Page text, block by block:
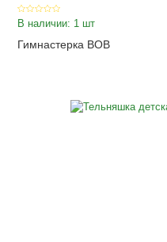
В наличии: 1 шт
Гимнастерка ВОВ